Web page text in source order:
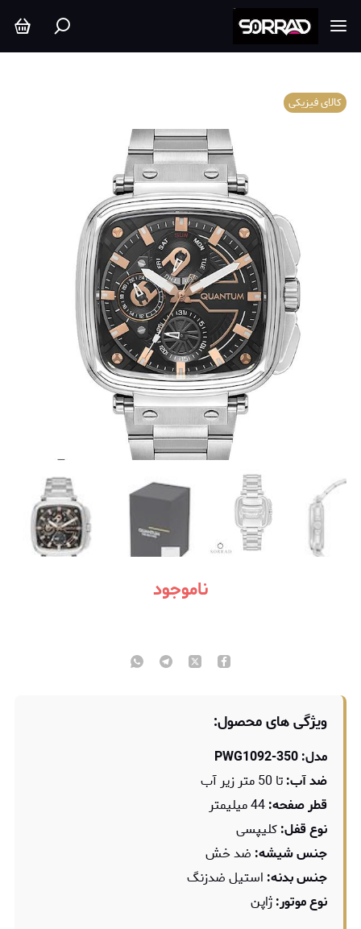
کالای فیزیکی
ناموجود
ویژگی های محصول:
مدل: PWG1092-350
ضد آب:تا 50 متر زیر آب
قطر صفحه:
نوع قفل:کلیپسی
جنس شیشه: ضد خش
جنس بدنه: استیل ضدزنگ
نوع موتور:ژاپن